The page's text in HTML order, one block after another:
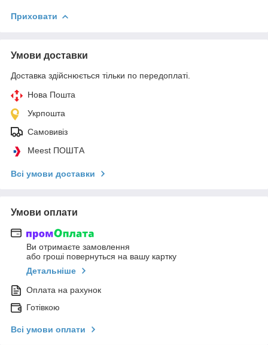
Приховати
Умови доставки
Доставка здійснюється тільки по передоплаті.
Нова Пошта
Укрпошта
Самовивіз
Meest ПОШТА
Всі умови доставки
Умови оплати
Ви отримаєте замовлення
або гроші повернуться на вашу картку
Детальніше
Оплата на рахунок
Готівкою
Всі умови оплати